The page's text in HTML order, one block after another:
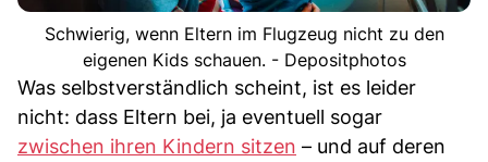
Schwierig, wenn Eltern im Flugzeug nicht zu den
eigenen Kids schauen. - Depositphotos
Was selbstverständlich scheint, ist es leider
nicht: dass Eltern bei, ja eventuell sogar
zwischen ihren Kindern sitzen – und auf deren